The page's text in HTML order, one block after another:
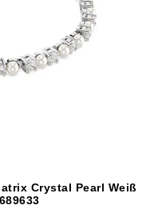
Crystal Pearl Weiß